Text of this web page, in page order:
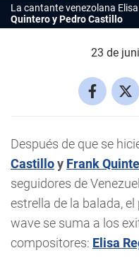
La cantante venezolana
Quintero y Pedro Castillo
23 de
Después de que se
Castilloy Frank
seguidores de
estrella de la balada,
wave se suma a los
compositores: Elisa